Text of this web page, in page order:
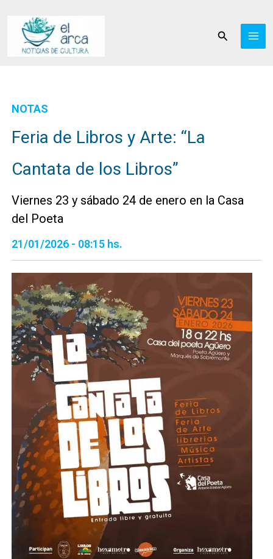
contenido
Buscar
NOTAS
Feria de Libros y Arte: “La
Cantata de los Libros”
Viernes 23 y sábado 24 de enero en la Casa
del Poeta
21/01/2026 - 08:15 hs.